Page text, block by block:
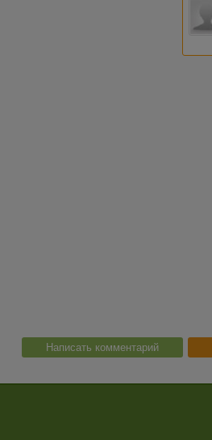
Написать комментарий